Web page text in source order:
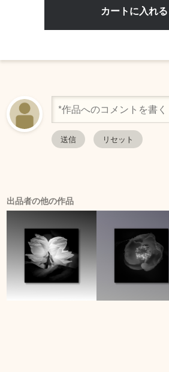
出品者の他の作品